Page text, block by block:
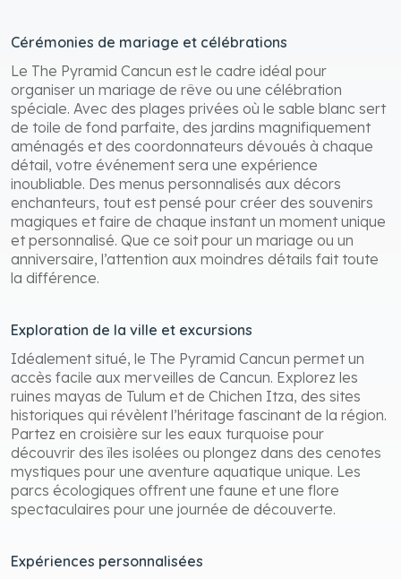
Cérémonies de mariage et célébrations
Le The Pyramid Cancun est le cadre idéal pour
organiser un mariage de rêve ou une célébration
spéciale. Avec des plages privées où le sable blanc sert
de toile de fond parfaite, des jardins magnifiquement
aménagés et des coordonnateurs dévoués à chaque
détail, votre événement sera une expérience
inoubliable. Des menus personnalisés aux décors
enchanteurs, tout est pensé pour créer des souvenirs
magiques et faire de chaque instant un moment unique
et personnalisé. Que ce soit pour un mariage ou un
anniversaire, l’attention aux moindres détails fait toute
la différence.
Exploration de la ville et excursions
Idéalement situé, le The Pyramid Cancun permet un
accès facile aux merveilles de Cancun. Explorez les
ruines mayas de Tulum et de Chichen Itza, des sites
historiques qui révèlent l’héritage fascinant de la région.
Partez en croisière sur les eaux turquoise pour
découvrir des îles isolées ou plongez dans des cenotes
mystiques pour une aventure aquatique unique. Les
parcs écologiques offrent une faune et une flore
spectaculaires pour une journée de découverte.
Expériences personnalisées